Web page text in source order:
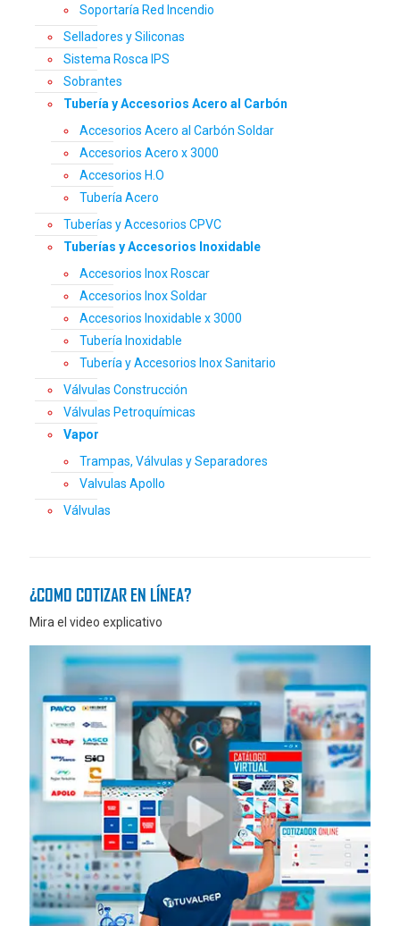
Soportaría Red Incendio
Selladores y Siliconas
Sistema Rosca IPS
Sobrantes
Tubería y Accesorios Acero al Carbón
Accesorios Acero al Carbón Soldar
Accesorios Acero x 3000
Accesorios H.O
Tubería Acero
Tuberías y Accesorios CPVC
Tuberías y Accesorios Inoxidable
Accesorios Inox Roscar
Accesorios Inox Soldar
Accesorios Inoxidable x 3000
Tubería Inoxidable
Tubería y Accesorios Inox Sanitario
Válvulas Construcción
Válvulas Petroquímicas
Vapor
Trampas, Válvulas y Separadores
Valvulas Apollo
Válvulas
¿COMO COTIZAR EN LÍNEA?
Mira el video explicativo